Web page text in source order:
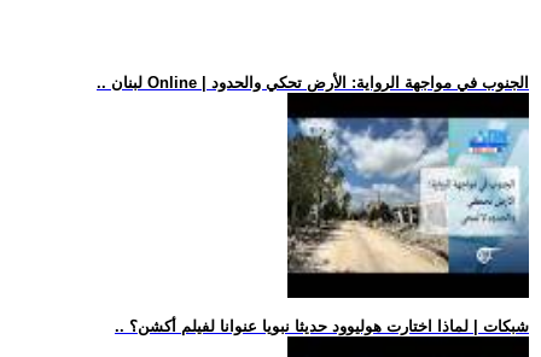
.. لبنان Online | الجنوب في مواجهة الرواية: الأرض تحكي والحدود
.. شبكات | لماذا اختارت هوليوود حديثا نبويا عنوانا لفيلم أكشن؟